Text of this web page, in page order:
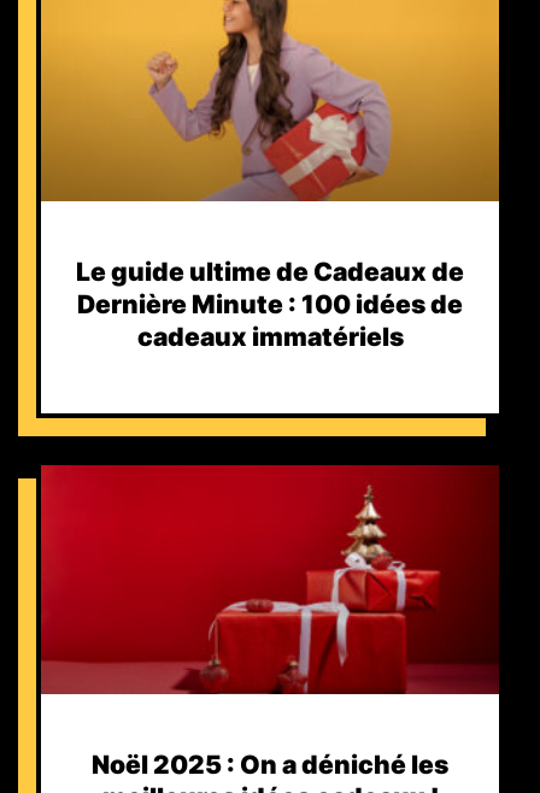
Le guide ultime de Cadeaux de
Dernière Minute : 100 idées de
cadeaux immatériels
Noël 2025 : On a déniché les